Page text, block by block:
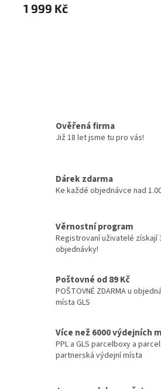
1 999 Kč
Ověřená firma
Již 18 let jsme tu pro vás!
Dárek zdarma
Ke každé objednávce nad
Věrnostní program
Registrovaní uživatelé získají
objednávky!
Poštovné od 89 Kč
POŠTOVNÉ ZDARMA u
místa GLS
Více než 6000 výdejních
PPL a GLS parcelboxy a
partnerská výdejní místa